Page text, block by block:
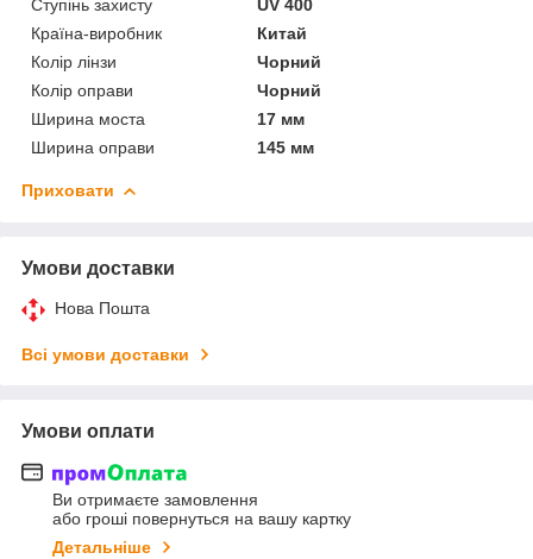
Ступінь захисту
UV 400
Країна-виробник
Китай
Колір лінзи
Чорний
Колір оправи
Чорний
Ширина моста
17 мм
Ширина оправи
145 мм
Приховати
Умови доставки
Нова Пошта
Всі умови доставки
Умови оплати
Ви отримаєте замовлення
або гроші повернуться на вашу картку
Детальніше